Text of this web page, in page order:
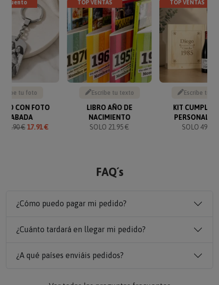
Sube tu foto
CON FOTO
GRABADA
19.90 €17.91 €
TOP VENTAS
Escribe tu texto
LIBRO AÑO DE
NACIMIENTO
SOLO 21.95 €
TOP VENTAS
Escribe tu
KIT
SOLO 49.90
FAQ´s
¿Cómo puedo pagar mi pedido?
¿Cuánto tardará en llegar mi pedido?
¿A qué países enviáis pedidos?